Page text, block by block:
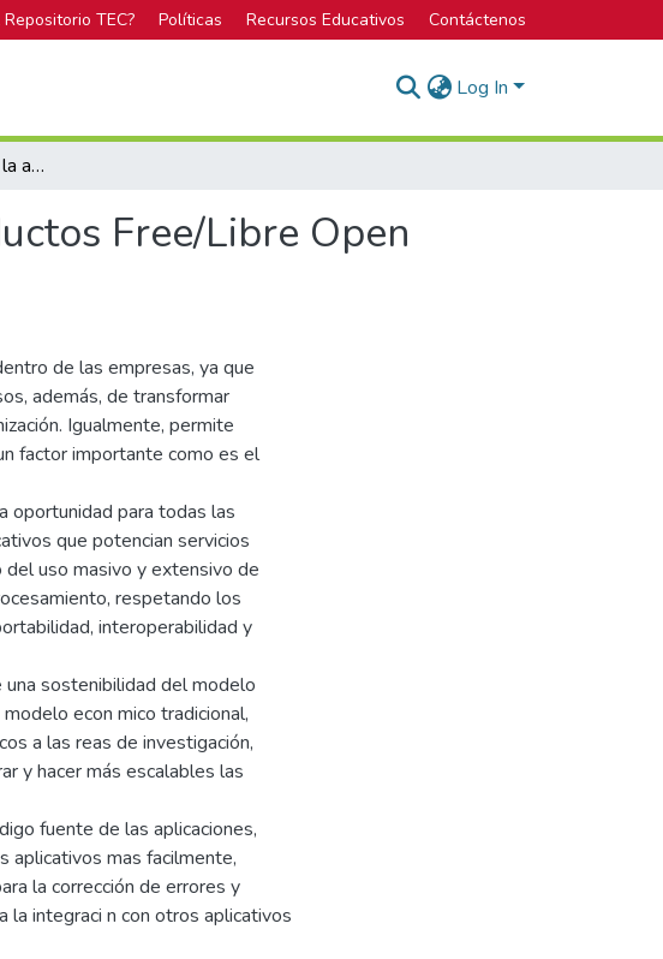
TEC? Políticas Recursos Educativos Contáctenos
Log In
Evaluación Técnica para la adopción de productos Free/Libre Open Source Software (FLOSS)
Free/Libre Open
de las empresas, ya que
además, de transformar
Igualmente, permite
factor importante como es el
oportunidad para todas las
que potencian servicios
uso masivo y extensivo de
respetando los
interoperabilidad y
sostenibilidad del modelo
econ mico tradicional,
a las reas de investigación,
y hacer más escalables las
fuente de las aplicaciones,
aplicativos mas facilmente,
la corrección de errores y
la integraci n con otros aplicativos